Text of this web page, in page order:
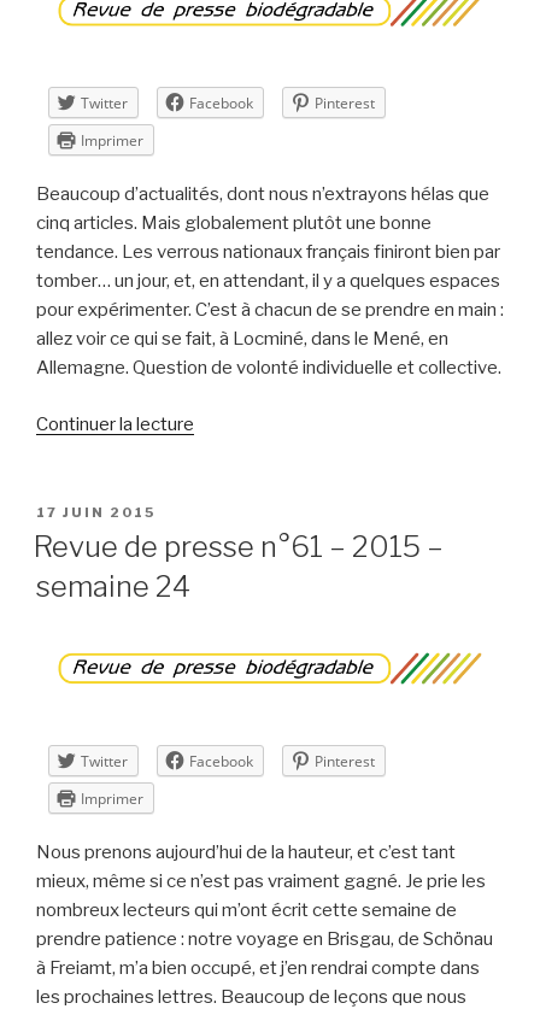
26 »
Twitter Facebook
Pinterest
Imprimer
Beaucoup d’actualités, dont nous n’extrayons hélas que
cinq articles. Mais globalement plutôt une bonne
tendance. Les verrous nationaux français finiront bien par
tomber… un jour, et, en attendant, il y a quelques espaces
pour expérimenter. C’est à chacun de se prendre en main :
allez voir ce qui se fait, à Locminé, dans le Mené, en
Allemagne. Question de volonté individuelle et collective.
Continuer la lecture
n°62
semaine
25 »
PUBLIÉ
LE
17 JUIN 2015
Revue de presse n°61 – 2015 –
semaine 24
Twitter Facebook
Pinterest
Imprimer
Nous prenons aujourd’hui de la hauteur, et c’est tant
mieux, même si ce n’est pas vraiment gagné. Je prie les
nombreux lecteurs qui m’ont écrit cette semaine de
prendre patience : notre voyage en Brisgau, de Schönau
à Freiamt, m’a bien occupé, et j’en rendrai compte dans
les prochaines lettres. Beaucoup de leçons que nous